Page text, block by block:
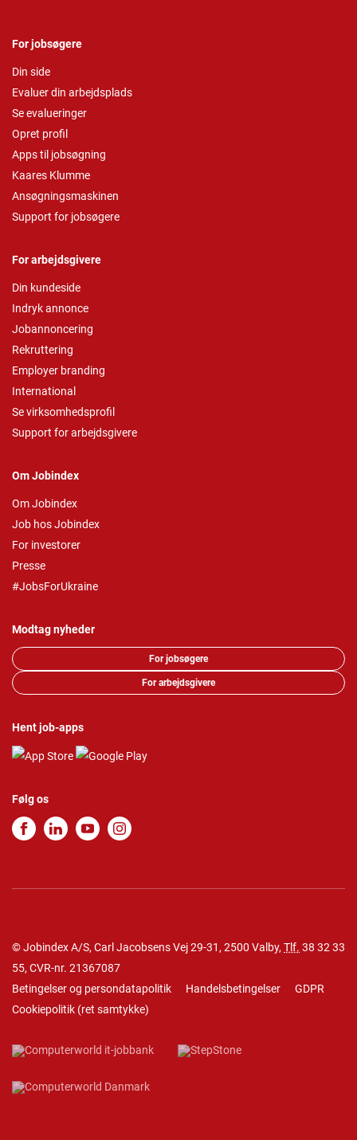
For jobsøgere
Din side
Evaluer din arbejdsplads
Se evalueringer
Opret profil
Apps til jobsøgning
Kaares Klumme
Ansøgningsmaskinen
Support for jobsøgere
For arbejdsgivere
Din kundeside
Indryk annonce
Jobannoncering
Rekruttering
Employer branding
International
Se virksomhedsprofil
Support for arbejdsgivere
Om Jobindex
Om Jobindex
Job hos Jobindex
For investorer
Presse
#JobsForUkraine
Modtag nyheder
For jobsøgere
For arbejdsgivere
Hent job-apps
Følg os
© Jobindex A/S, Carl Jacobsens Vej 29-31, 2500 Valby, Tlf. 38 32 33
55, CVR-nr. 21367087
Betingelser og persondatapolitik
Handelsbetingelser
GDPR
Cookiepolitik (ret samtykke)